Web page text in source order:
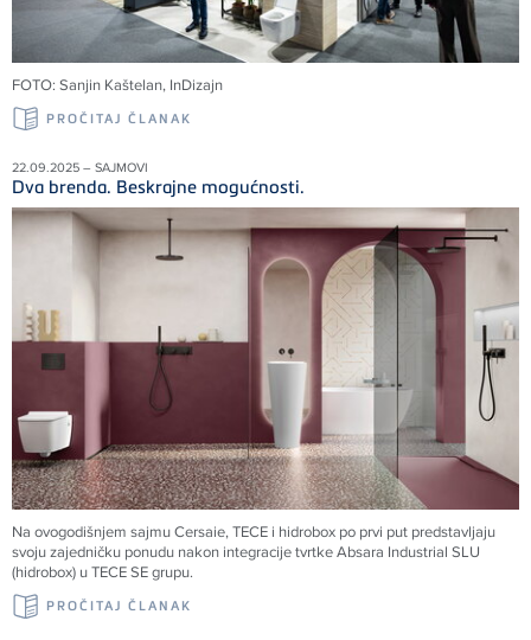
FOTO: Sanjin Kaštelan, InDizajn
PROČITAJ ČLANAK
22.09.2025 – SAJMOVI
Dva brenda. Beskrajne mogućnosti.
Na ovogodišnjem sajmu Cersaie, TECE i hidrobox po prvi put predstavljaju
svoju zajedničku ponudu nakon integracije tvrtke Absara Industrial SLU
(hidrobox) u TECE SE grupu.
PROČITAJ ČLANAK